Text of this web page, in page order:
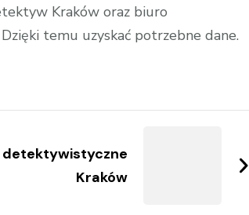
Kraków oraz biuro
temu uzyskać potrzebne dane.
detektywistyczne
Kraków